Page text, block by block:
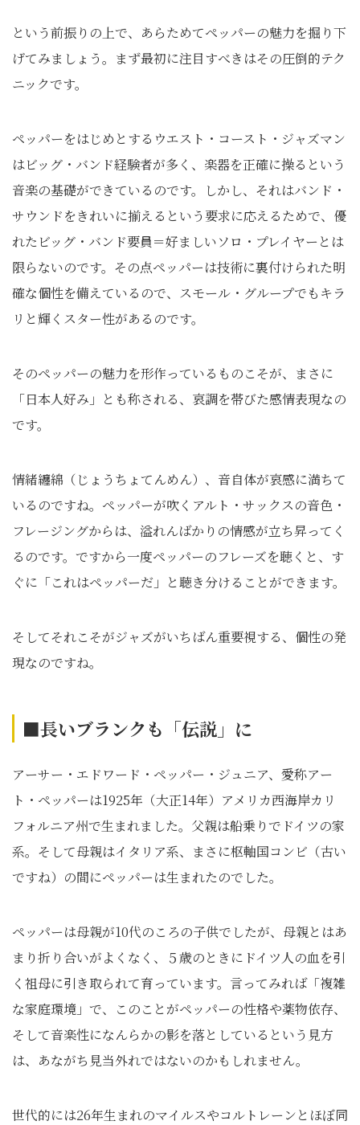
という前振りの上で、あらためてペッパーの魅力を掘り下
げてみましょう。まず最初に注目すべきはその圧倒的テク
ニックです。
ペッパーをはじめとするウエスト・コースト・ジャズマン
はビッグ・バンド経験者が多く、楽器を正確に操るという
音楽の基礎ができているのです。しかし、それはバンド・
サウンドをきれいに揃えるという要求に応えるためで、優
れたビッグ・バンド要員＝好ましいソロ・プレイヤーとは
限らないのです。その点ペッパーは技術に裏付けられた明
確な個性を備えているので、スモール・グループでもキラ
リと輝くスター性があるのです。
そのペッパーの魅力を形作っているものこそが、まさに
「日本人好み」とも称される、哀調を帯びた感情表現なの
です。
情緒纏綿（じょうちょてんめん）、音自体が哀感に満ちて
いるのですね。ペッパーが吹くアルト・サックスの音色・
フレージングからは、溢れんばかりの情感が立ち昇ってく
るのです。ですから一度ペッパーのフレーズを聴くと、す
ぐに「これはペッパーだ」と聴き分けることができます。
そしてそれこそがジャズがいちばん重要視する、個性の発
現なのですね。
■長いブランクも「伝説」に
アーサー・エドワード・ペッパー・ジュニア、愛称アー
ト・ペッパーは1925年（大正14年）アメリカ西海岸カリ
フォルニア州で生まれました。父親は船乗りでドイツの家
系。そして母親はイタリア系、まさに枢軸国コンビ（古い
ですね）の間にペッパーは生まれたのでした。
ペッパーは母親が10代のころの子供でしたが、母親とはあ
まり折り合いがよくなく、５歳のときにドイツ人の血を引
く祖母に引き取られて育っています。言ってみれば「複雑
な家庭環境」で、このことがペッパーの性格や薬物依存、
そして音楽性になんらかの影を落としているという見方
は、あながち見当外れではないのかもしれません。
世代的には26年生まれのマイルスやコルトレーンとほぼ同